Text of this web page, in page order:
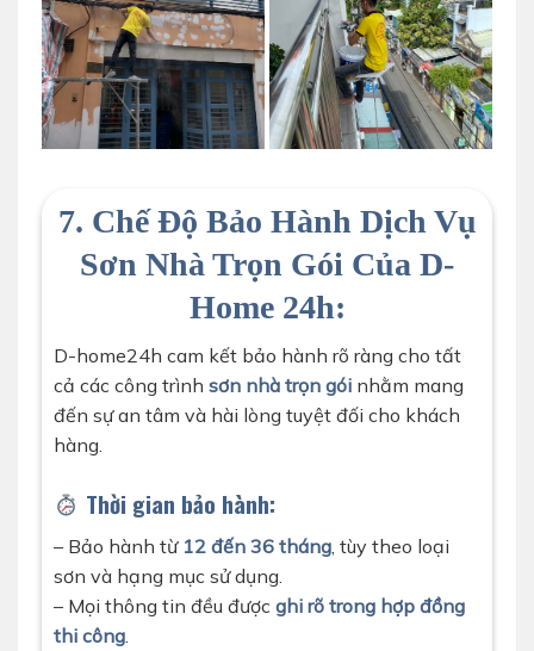
7. Chế Độ Bảo Hành Dịch Vụ
Sơn Nhà Trọn Gói Của D-
Home 24h:
D-home24h cam kết bảo hành rõ ràng cho tất
cả các công trình sơn nhà trọn gói nhằm mang
đến sự an tâm và hài lòng tuyệt đối cho khách
hàng.
Thời gian bảo hành:
– Bảo hành từ 12 đến 36 tháng, tùy theo loại
sơn và hạng mục sử dụng.
– Mọi thông tin đều được ghi rõ trong hợp đồng
thi công.